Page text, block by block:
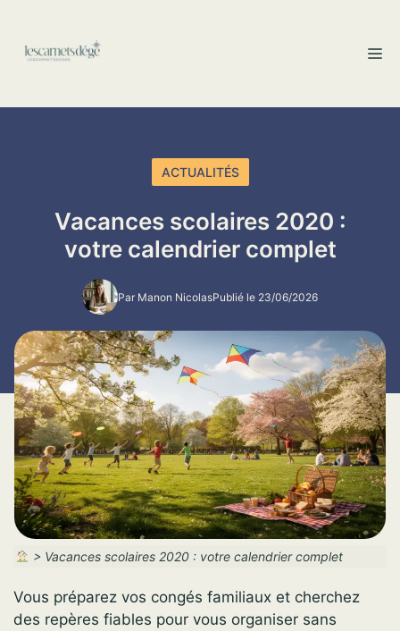
contenu
ACTUALITÉS
Vacances scolaires 2020 :
votre calendrier complet
Par Manon NicolasPublié le 23/06/2026
> Vacances scolaires 2020 : votre calendrier complet
Vous préparez vos congés familiaux et cherchez
des repères fiables pour vous organiser sans